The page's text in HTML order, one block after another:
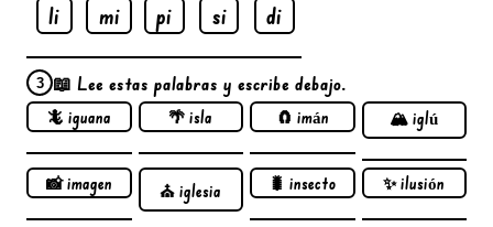
li mi pi si di
3 📖 Lee estas palabras y escribe debajo.
🦎 iguana 🌴 isla 🧲 imán 🏔️ iglú
📸 imagen ⛪ iglesia 🐛 insecto ✨ ilusión